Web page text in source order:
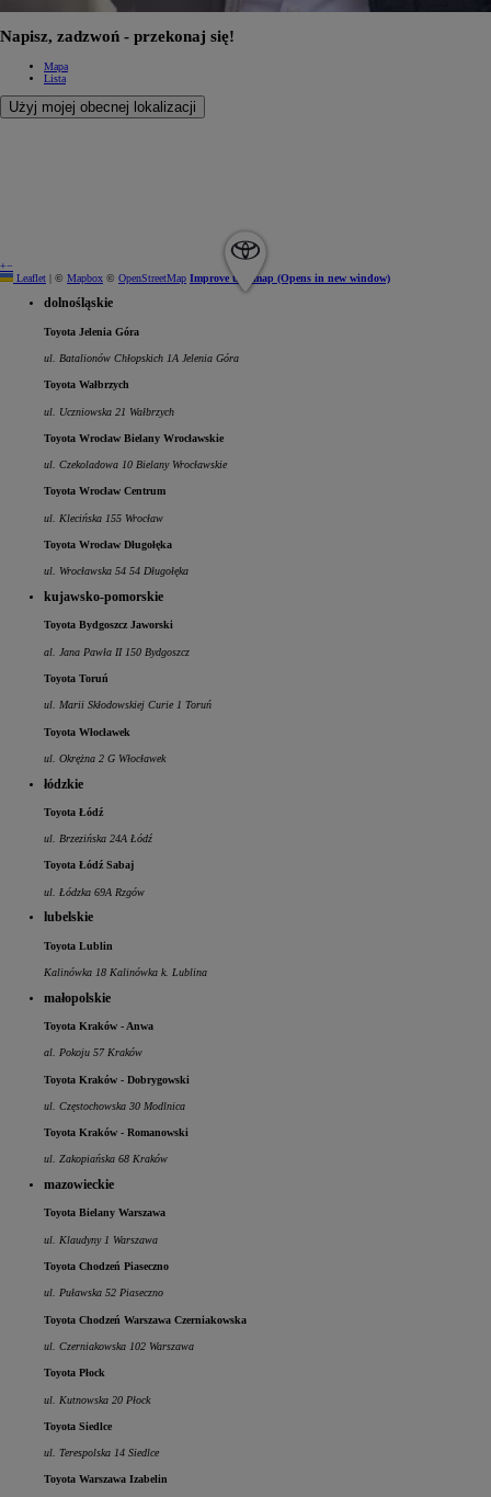
Napisz, zadzwoń - przekonaj się!
Mapa
Lista
Użyj mojej obecnej lokalizacji
+−
Leaflet | © Mapbox © OpenStreetMap Improve this map (Opens in new window)
dolnośląskie
Toyota Jelenia Góra
ul. Batalionów Chłopskich 1A Jelenia Góra
Toyota Wałbrzych
ul. Uczniowska 21 Wałbrzych
Toyota Wrocław Bielany Wrocławskie
ul. Czekoladowa 10 Bielany Wrocławskie
Toyota Wrocław Centrum
ul. Klecińska 155 Wrocław
Toyota Wrocław Długołęka
ul. Wrocławska 54 54 Długołęka
kujawsko-pomorskie
Toyota Bydgoszcz Jaworski
al. Jana Pawła II 150 Bydgoszcz
Toyota Toruń
ul. Marii Skłodowskiej Curie 1 Toruń
Toyota Włocławek
ul. Okrężna 2 G Włocławek
łódzkie
Toyota Łódź
ul. Brzezińska 24A Łódź
Toyota Łódź Sabaj
ul. Łódzka 69A Rzgów
lubelskie
Toyota Lublin
Kalinówka 18 Kalinówka k. Lublina
małopolskie
Toyota Kraków - Anwa
al. Pokoju 57 Kraków
Toyota Kraków - Dobrygowski
ul. Częstochowska 30 Modlnica
Toyota Kraków - Romanowski
ul. Zakopiańska 68 Kraków
mazowieckie
Toyota Bielany Warszawa
ul. Klaudyny 1 Warszawa
Toyota Chodzeń Piaseczno
ul. Puławska 52 Piaseczno
Toyota Chodzeń Warszawa Czerniakowska
ul. Czerniakowska 102 Warszawa
Toyota Płock
ul. Kutnowska 20 Płock
Toyota Siedlce
ul. Terespolska 14 Siedlce
Toyota Warszawa Izabelin